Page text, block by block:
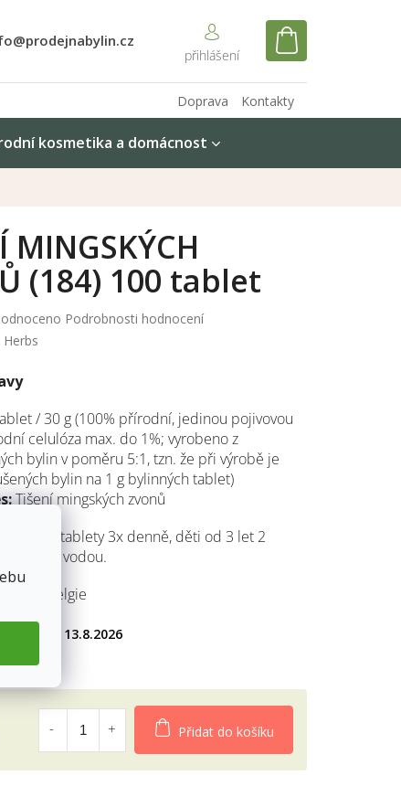
NÁKUPNÍ
Kontakty
Doprava
kosmetika a domácnost
13.8.2026
/ 30 g (100% přírodní, jedinou pojivovou
celulóza max. do 1%; vyrobeno z
bylin v poměru 5:1, tzn. že při výrobě je
bylin na 1 g bylinných tablet)
Tišení mingských zvonů
4 bylinné tablety 3x denně, děti od 3 let 2
zapít vodou.
Belgie
MINGSKÝCH
(184) 100 tablet
Podrobnosti hodnocení
Herbs
Přidat do košíku